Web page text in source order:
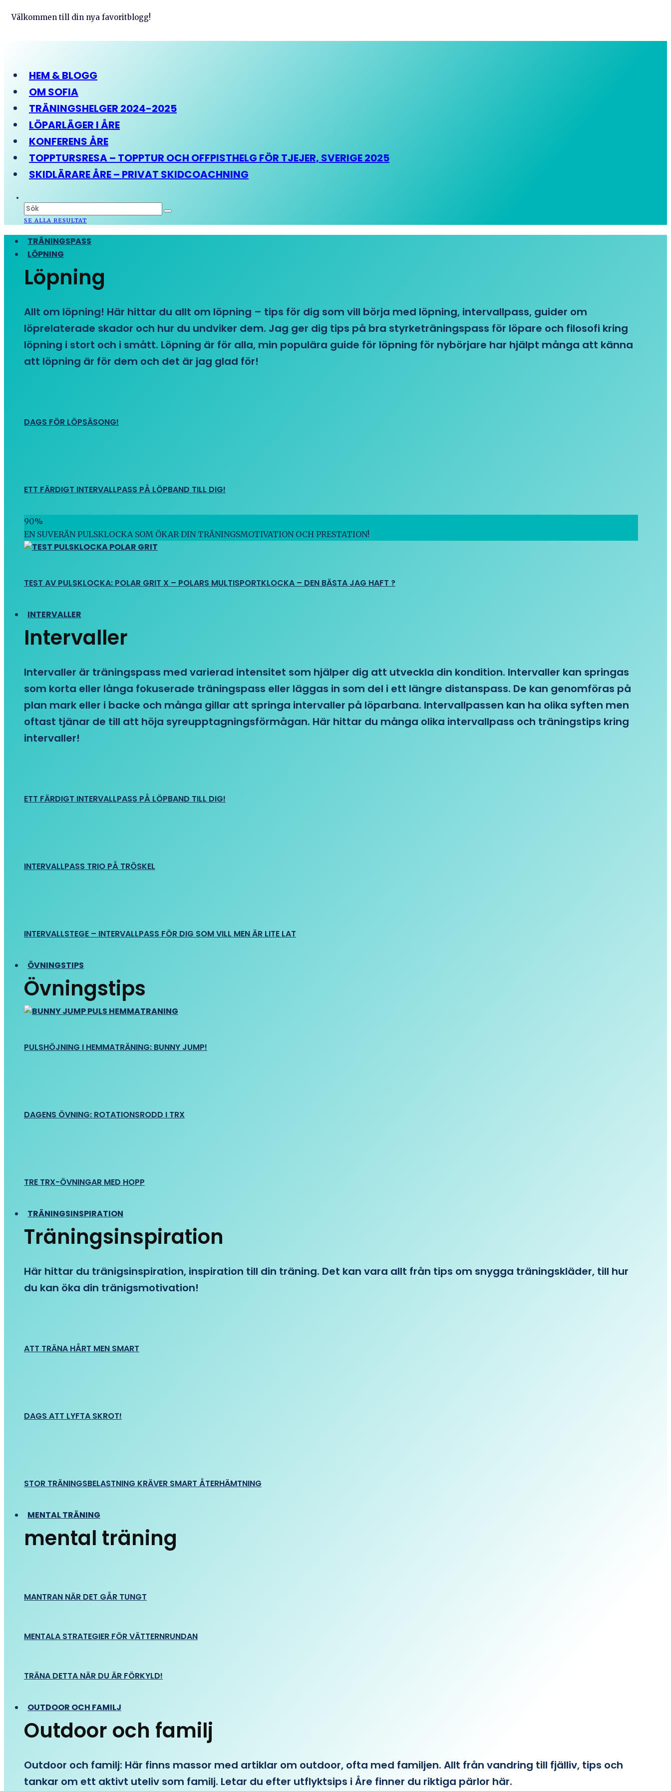
Välkommen till din nya favoritblogg!
HEM & BLOGG
OM SOFIA
TRÄNINGSHELGER 2024-2025
LÖPARLÄGER I ÅRE
KONFERENS ÅRE
TOPPTURSRESA – TOPPTUR OCH OFFPISTHELG FÖR TJEJER, SVERIGE 2025
SKIDLÄRARE ÅRE – PRIVAT SKIDCOACHNING
SE ALLA RESULTAT
TRÄNINGSPASS
LÖPNING
Löpning
Allt om löpning! Här hittar du allt om löpning – tips för dig som vill börja med löpning, intervallpass, guider om
löprelaterade skador och hur du undviker dem. Jag ger dig tips på bra styrketräningspass för löpare och filosofi kring
löpning i stort och i smått. Löpning är för alla, min populära guide för löpning för nybörjare har hjälpt många att känna
att löpning är för dem och det är jag glad för!
DAGS FÖR LÖPSÄSONG!
ETT FÄRDIGT INTERVALLPASS PÅ LÖPBAND TILL DIG!
90%
EN SUVERÄN PULSKLOCKA SOM ÖKAR DIN TRÄNINGSMOTIVATION OCH PRESTATION!
TEST AV PULSKLOCKA: POLAR GRIT X – POLARS MULTISPORTKLOCKA – DEN BÄSTA JAG HAFT ?
INTERVALLER
Intervaller
Intervaller är träningspass med varierad intensitet som hjälper dig att utveckla din kondition. Intervaller kan springas
som korta eller långa fokuserade träningspass eller läggas in som del i ett längre distanspass. De kan genomföras på
plan mark eller i backe och många gillar att springa intervaller på löparbana. Intervallpassen kan ha olika syften men
oftast tjänar de till att höja syreupptagningsförmågan. Här hittar du många olika intervallpass och träningstips kring
intervaller!
ETT FÄRDIGT INTERVALLPASS PÅ LÖPBAND TILL DIG!
INTERVALLPASS TRIO PÅ TRÖSKEL
INTERVALLSTEGE – INTERVALLPASS FÖR DIG SOM VILL MEN ÄR LITE LAT
ÖVNINGSTIPS
Övningstips
PULSHÖJNING I HEMMATRÄNING: BUNNY JUMP!
DAGENS ÖVNING: ROTATIONSRODD I TRX
TRE TRX-ÖVNINGAR MED HOPP
TRÄNINGSINSPIRATION
Träningsinspiration
Här hittar du tränigsinspiration, inspiration till din träning. Det kan vara allt från tips om snygga träningskläder, till hur
du kan öka din tränigsmotivation!
ATT TRÄNA HÅRT MEN SMART
DAGS ATT LYFTA SKROT!
STOR TRÄNINGSBELASTNING KRÄVER SMART ÅTERHÄMTNING
MENTAL TRÄNING
mental träning
MANTRAN NÄR DET GÅR TUNGT
MENTALA STRATEGIER FÖR VÄTTERNRUNDAN
TRÄNA DETTA NÄR DU ÄR FÖRKYLD!
OUTDOOR OCH FAMILJ
Outdoor och familj
Outdoor och familj: Här finns massor med artiklar om outdoor, ofta med familjen. Allt från vandring till fjälliv, tips och
tankar om ett aktivt uteliv som familj. Letar du efter utflyktsips i Åre finner du riktiga pärlor här.